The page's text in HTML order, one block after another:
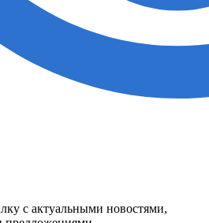
с актуальными новостями,